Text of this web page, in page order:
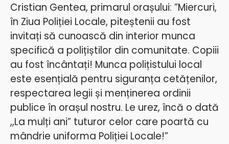
Cristian Gentea, primarul orașului: ”Miercuri,
în Ziua Poliției Locale, piteștenii au fost
invitați să cunoască din interior munca
specifică a polițiștilor din comunitate. Copiii
au fost încântați! Munca polițistului local
este esențială pentru siguranța cetățenilor,
respectarea legii și menținerea ordinii
publice în orașul nostru. Le urez, încă o dată
,,La mulți ani” tuturor celor care poartă cu
mândrie uniforma Poliției Locale!”